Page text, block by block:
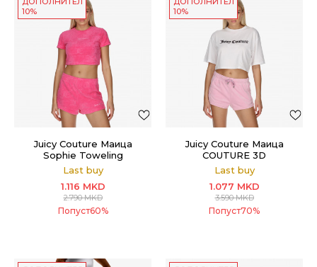
10%
Juicy Couture Маица
Sophie Toweling
Last buy
1.116 MKD
2.790MKD
Попуст60%
10%
Juicy Couture Маица
COUTURE 3D
Last buy
1.077 MKD
3.590MKD
Попуст70%